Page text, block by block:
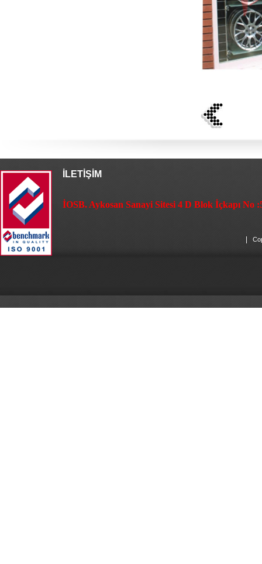
İLETİŞİM
İOSB. Aykosan Sanayi Sitesi 4 D Blok İçkapı